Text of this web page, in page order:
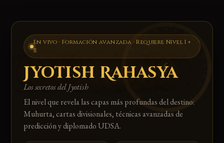
En vivo · Formación avanzada · Requiere Nivel I +
II
Jyotish Rahasya
Los secretos del Jyotish
El nivel que revela las capas más profundas del destino:
Muhurta, cartas divisionales, técnicas avanzadas de
predicción y diplomado UDSA.